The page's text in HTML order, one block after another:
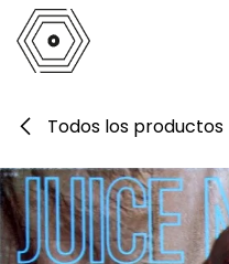
Ir al contenido
Todos los productos